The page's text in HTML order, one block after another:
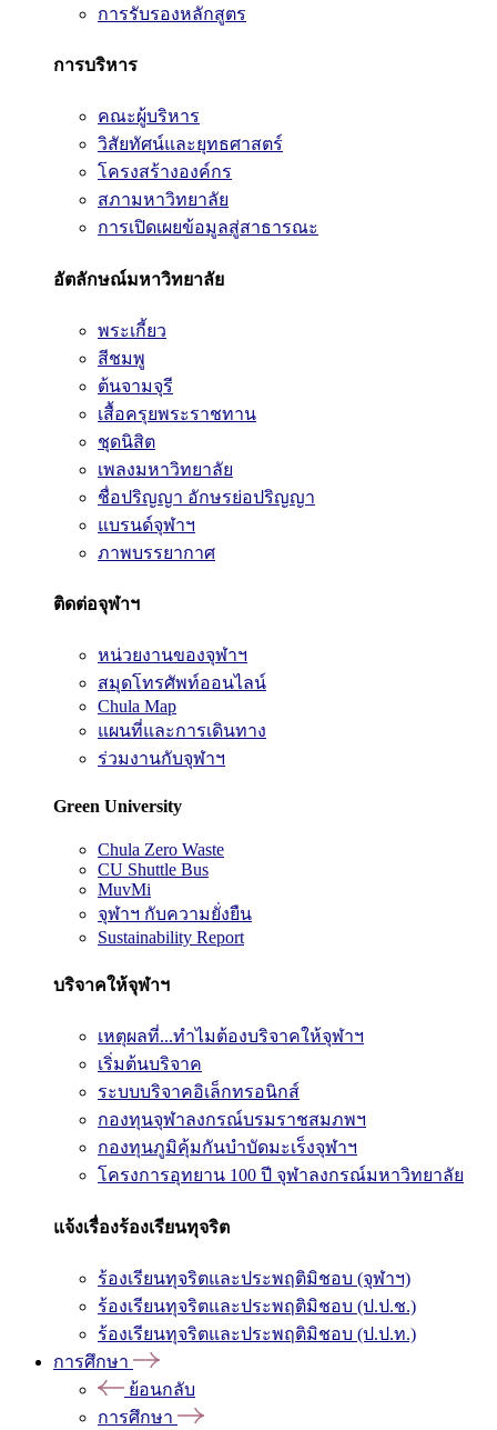
การรับรองหลักสูตร
การบริหาร
คณะผู้บริหาร
วิสัยทัศน์และยุทธศาสตร์
โครงสร้างองค์กร
สภามหาวิทยาลัย
การเปิดเผยข้อมูลสู่สาธารณะ
อัตลักษณ์มหาวิทยาลัย
พระเกี้ยว
สีชมพู
ต้นจามจุรี
เสื้อครุยพระราชทาน
ชุดนิสิต
เพลงมหาวิทยาลัย
ชื่อปริญญา อักษรย่อปริญญา
แบรนด์จุฬาฯ
ภาพบรรยากาศ
ติดต่อจุฬาฯ
หน่วยงานของจุฬาฯ
สมุดโทรศัพท์ออนไลน์
Chula Map
แผนที่และการเดินทาง
ร่วมงานกับจุฬาฯ
Green University
Chula Zero Waste
CU Shuttle Bus
MuvMi
จุฬาฯ กับความยั่งยืน
Sustainability Report
บริจาคให้จุฬาฯ
เหตุผลที่...ทำไมต้องบริจาคให้จุฬาฯ
เริ่มต้นบริจาค
ระบบบริจาคอิเล็กทรอนิกส์
กองทุนจุฬาลงกรณ์บรมราชสมภพฯ
กองทุนภูมิคุ้มกันบำบัดมะเร็งจุฬาฯ
โครงการอุทยาน 100 ปี จุฬาลงกรณ์มหาวิทยาลัย
แจ้งเรื่องร้องเรียนทุจริต
ร้องเรียนทุจริตและประพฤติมิชอบ (จุฬาฯ)
ร้องเรียนทุจริตและประพฤติมิชอบ (ป.ป.ช.)
ร้องเรียนทุจริตและประพฤติมิชอบ (ป.ป.ท.)
การศึกษา
ย้อนกลับ
การศึกษา